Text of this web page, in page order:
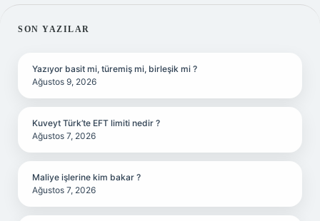
SIDEBAR
SON YAZILAR
Yazıyor basit mi, türemiş mi, birleşik mi ?
Ağustos 9, 2026
Kuveyt Türk’te EFT limiti nedir ?
Ağustos 7, 2026
Maliye işlerine kim bakar ?
Ağustos 7, 2026